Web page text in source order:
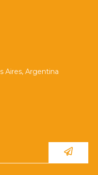
Aires, Argentina